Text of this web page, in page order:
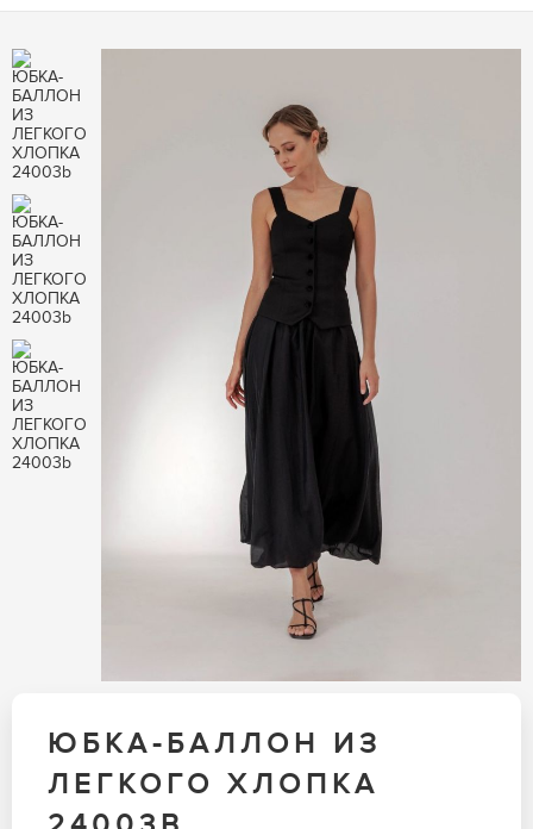
ЮБКА-БАЛЛОН ИЗ
ЛЕГКОГО ХЛОПКА